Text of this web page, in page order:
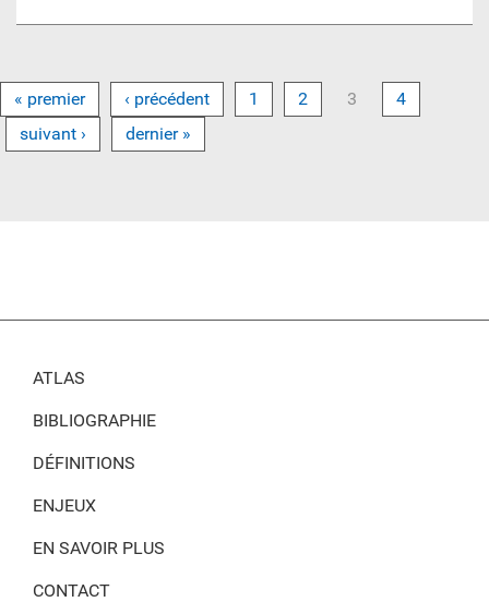
« premier ‹ précédent 1 2 3
4
suivant ›
dernier »
ATLAS
BIBLIOGRAPHIE
DÉFINITIONS
ENJEUX
EN SAVOIR PLUS
CONTACT